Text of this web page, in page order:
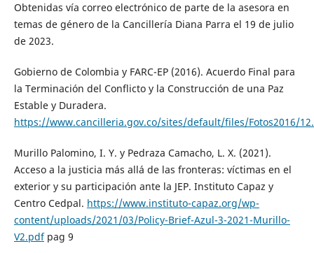
Obtenidas vía correo electrónico de parte de la asesora en
temas de género de la Cancillería Diana Parra el 19 de julio
de 2023.
Gobierno de Colombia y FARC-EP (2016). Acuerdo Final para
la Terminación del Conflicto y la Construcción de una Paz
Estable y Duradera.
https://www.cancilleria.gov.co/sites/default/files/Fotos2016/
Murillo Palomino, I. Y. y Pedraza Camacho, L. X. (2021).
Acceso a la justicia más allá de las fronteras: víctimas en el
exterior y su participación ante la JEP. Instituto Capaz y
Centro Cedpal. https://www.instituto-capaz.org/wp-
content/uploads/2021/03/Policy-Brief-Azul-3-2021-Murillo-
V2.pdfpag 9